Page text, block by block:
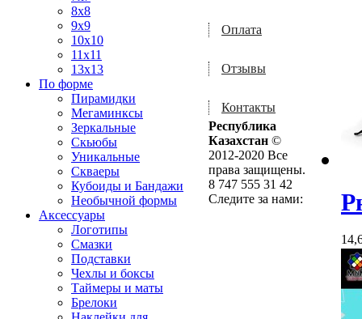
8x8
9x9
10x10
11x11
13x13
По форме
Пирамидки
Мегаминксы
Зеркальные
Скьюбы
Уникальные
Скваеры
Кубоиды и Бандажи
Необычной формы
Аксессуары
Логотипы
Смазки
Подставки
Чехлы и боксы
Таймеры и маты
Брелоки
Оплата
Отзывы
Контакты
Республика
Казахстан ©
2012-2020 Все
права защищены.
8 747 555 31 42
Следите за нами: